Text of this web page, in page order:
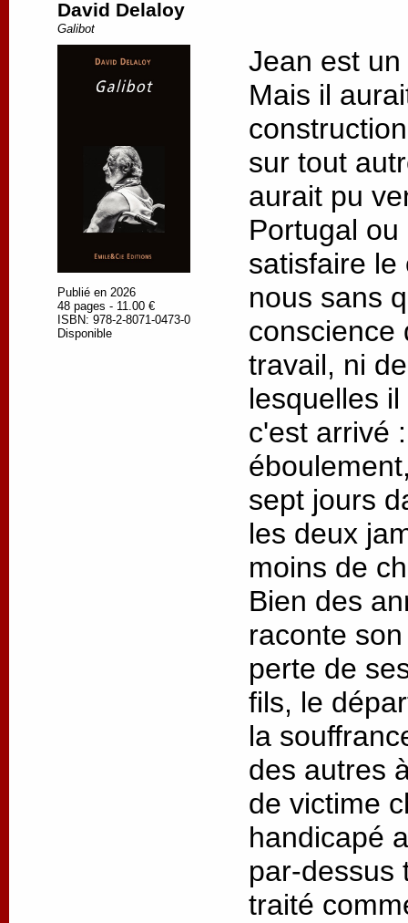
David Delaloy
Galibot
Publié en 2026
48 pages - 11.00 €
ISBN: 978-2-8071-0473-0
Disponible
Jean est
Mais il
sur tout
aurait pu
Portugal
satisfaire le
nous sans
conscience
travail, ni
lesquelles
c'est arrivé
sept jours
les deux
moins de
Bien des
raconte
perte de
fils, le
la
des autres
de victime
handicapé
par-dessus
traité